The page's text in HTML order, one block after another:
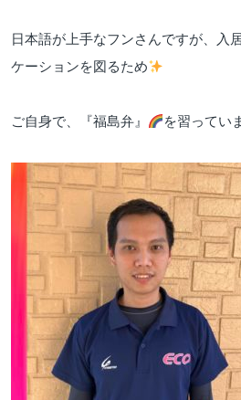
日本語が上手なフンさんですが、入
ケーションを図るため
ご自身で、『福島弁』 を習ってい